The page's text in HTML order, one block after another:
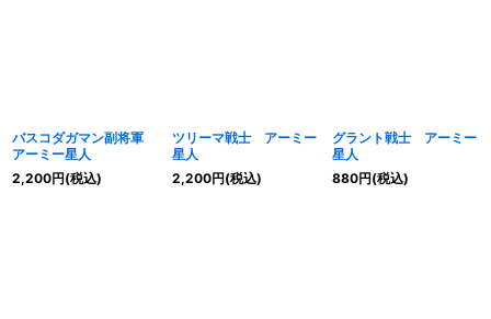
バスコダガマン副将軍
アーミー星人
2,200円(税込)
ツリーマ戦士 アーミー
星人
2,200円(税込)
グラント戦士 アーミー
星人
880円(税込)